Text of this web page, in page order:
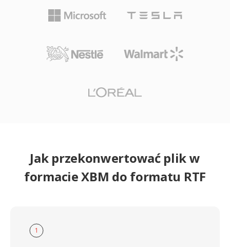
Jak przekonwertować plik w
formacie XBM do formatu RTF
1